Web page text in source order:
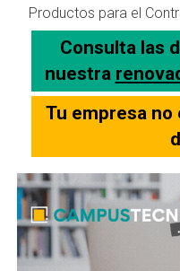
Productos para el
Consulta las
nuestra
Tu empresa no